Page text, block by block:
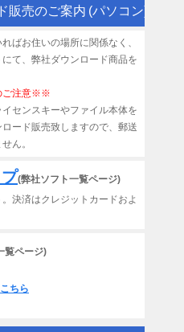
販売のご案内 (パソコン)
ばお住いの場所に関係なく、
て、弊社ダウンロード商品を
ご注意※※
センスキーやファイル本体を
ード販売致しますので、郵送
ん。
(弊社ソフト一覧ページ)
決済はクレジットカードおよ
覧ページ)
ちら